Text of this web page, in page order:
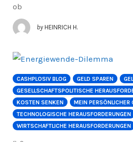
ob
by HEINRICH H.
CASHPLOSIV BLOG GELD SPAREN
GESELLSCHAFTSPOLITISCHE
KOSTEN SENKEN
MEIN PERSÖNLICHER
TECHNOLOGISCHE HERAUSFORDERUNGEN
WIRTSCHAFTLICHE HERAUSFORDERUNGEN